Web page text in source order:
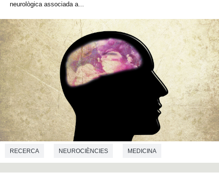
neurològica associada a...
RECERCA NEUROCIÈNCIES MEDICINA